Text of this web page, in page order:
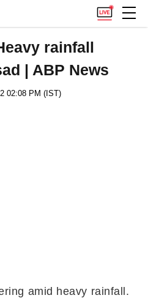
rainfall
| ABP News
02:08 PM (IST)
amid heavy rainfall.